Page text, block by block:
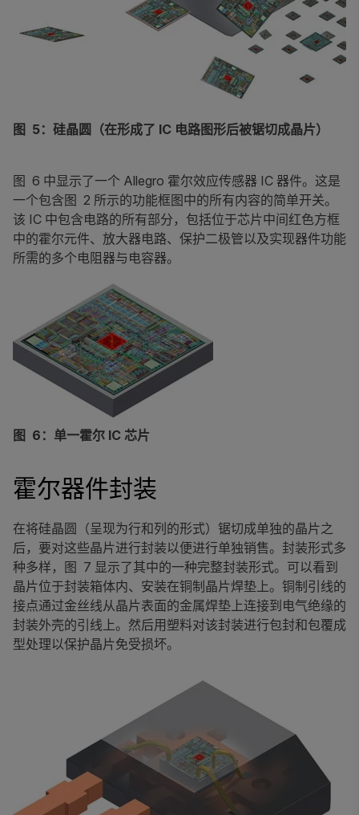
图 5：硅晶圆（在形成了 IC 电路图形后被锯切成晶片）
图 6 中显示了一个 Allegro 霍尔效应传感器 IC 器件。这是
一个包含图 2 所示的功能框图中的所有内容的简单开关。
该 IC 中包含电路的所有部分，包括位于芯片中间红色方框
中的霍尔元件、放大器电路、保护二极管以及实现器件功能
所需的多个电阻器与电容器。
图 6：单一霍尔 IC 芯片
霍尔器件封装
在将硅晶圆（呈现为行和列的形式）锯切成单独的晶片之
后，要对这些晶片进行封装以便进行单独销售。封装形式多
种多样，图 7 显示了其中的一种完整封装形式。可以看到
晶片位于封装箱体内、安装在铜制晶片焊垫上。铜制引线的
接点通过金丝线从晶片表面的金属焊垫上连接到电气绝缘的
封装外壳的引线上。然后用塑料对该封装进行包封和包覆成
型处理以保护晶片免受损坏。